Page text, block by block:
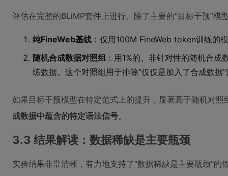
评估在完整的BLiMP套件上进行。除了主要的“目标干预”模
纯FineWeb基线 ：仅用100M FineWeb token训练的
随机合成数据对照组 ：用1%的、非针对性的随机合
练数据。这个对照组用于排除“仅仅是加入了合成数据
如果目标干预模型在特定范式上的提升，显著高于随机对
成数据中蕴含的特定语法信号。
3.3 结果解读：数据稀缺是主要瓶颈
实验结果非常清晰，有力地支持了“数据稀缺是主要瓶颈”